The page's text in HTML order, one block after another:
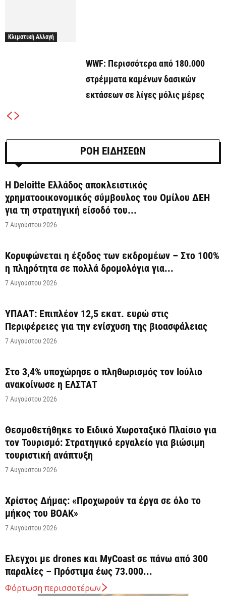
Κλιματική Αλλαγή
WWF: Περισσότερα από 180.000
στρέμματα καμένων δασικών
εκτάσεων σε λίγες μόλις μέρες
ΡΟΗ ΕΙΔΗΣΕΩΝ
Η Deloitte Ελλάδος αποκλειστικός
χρηματοοικονομικός σύμβουλος του Ομίλου ΔΕΗ
για τη στρατηγική είσοδό του...
7 Αυγούστου 2026
Κορυφώνεται η έξοδος των εκδρομέων – Στο 100%
η πληρότητα σε πολλά δρομολόγια για...
7 Αυγούστου 2026
ΥΠΑΑΤ: Επιπλέον 12,5 εκατ. ευρώ στις
Περιφέρειες για την ενίσχυση της βιοασφάλειας
7 Αυγούστου 2026
Στο 3,4% υποχώρησε ο πληθωρισμός τον Ιούλιο
ανακοίνωσε η ΕΛΣΤΑΤ
7 Αυγούστου 2026
Θεσμοθετήθηκε το Ειδικό Χωροταξικό Πλαίσιο για
τον Τουρισμό: Στρατηγικό εργαλείο για βιώσιμη
τουριστική ανάπτυξη
7 Αυγούστου 2026
Χρίστος Δήμας: «Προχωρούν τα έργα σε όλο το
μήκος του ΒΟΑΚ»
7 Αυγούστου 2026
Έλεγχοι με drones και MyCoast σε πάνω από 300
παραλίες – Πρόστιμα έως 73.000...
7 Αυγούστου 2026
Φόρτωση περισσοτέρων